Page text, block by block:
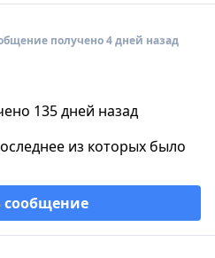
получено 4 дней назад
135 дней назад
из которых было
сообщение